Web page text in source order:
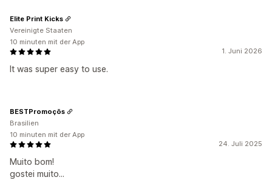
1. Juni 2026
It was super easy to use.
Elite Print Kicks
Vereinigte Staaten
10 minuten mit der App
24. Juli 2025
Muito bom!
gostei muito...
BESTPromoçõs
Brasilien
10 minuten mit der App